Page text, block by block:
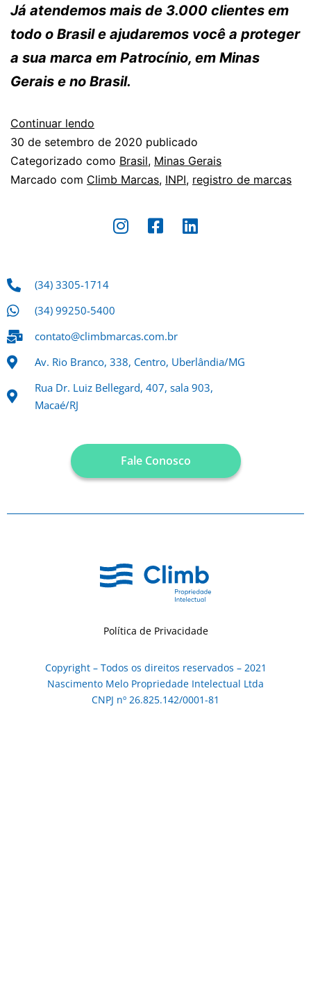
Já atendemos mais de 3.000 clientes em
todo o Brasil e ajudaremos você a proteger
a sua marca em Patrocínio, em Minas
Gerais e no Brasil.
Continuar lendo
30 de setembro de 2020 publicado
Categorizado como Brasil, Minas Gerais
Marcado com Climb Marcas, INPI, registro de marcas
(34) 3305-1714
(34) 99250-5400
contato@climbmarcas.com.br
Av. Rio Branco, 338, Centro, Uberlândia/MG
Rua Dr. Luiz Bellegard, 407, sala 903,
Macaé/RJ
Fale Conosco
Política de Privacidade
Copyright – Todos os direitos reservados – 2021
Nascimento Melo Propriedade Intelectual Ltda
CNPJ nº 26.825.142/0001-81